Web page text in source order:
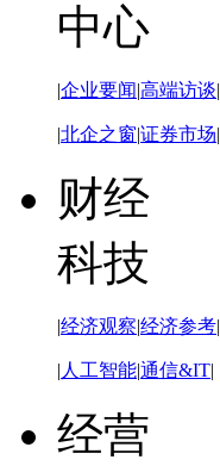
中心
|企业要闻|高端访谈|
|北企之窗|证券市场|
财经
科技
|经济观察|经济参考|
| 人工智能|通信&IT|
经营